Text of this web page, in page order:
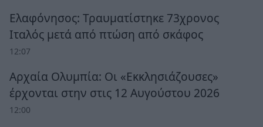
Ελαφόνησος: Τραυματίστηκε 73χρονος
Ιταλός μετά από πτώση από σκάφος
12:07
Αρχαία Ολυμπία: Οι «Εκκλησιάζουσες»
έρχονται στην στις 12 Αυγούστου 2026
12:00